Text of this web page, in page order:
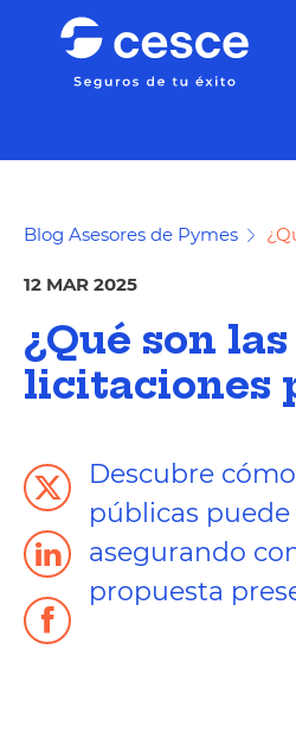
Blog Asesores de Pymes
12 MAR 2025
¿Qué son
licitaciones
Descubre
públicas
asegurando
propuesta